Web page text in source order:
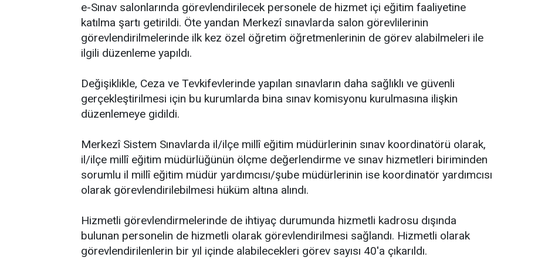
e-Sınav salonlarında görevlendirilecek personele de hizmet içi eğitim faaliyetine
katılma şartı getirildi. Öte yandan Merkezî sınavlarda salon görevlilerinin
görevlendirilmelerinde ilk kez özel öğretim öğretmenlerinin de görev alabilmeleri ile
ilgili düzenleme yapıldı.
Değişiklikle, Ceza ve Tevkifevlerinde yapılan sınavların daha sağlıklı ve güvenli
gerçekleştirilmesi için bu kurumlarda bina sınav komisyonu kurulmasına ilişkin
düzenlemeye gidildi.
Merkezî Sistem Sınavlarda il/ilçe millî eğitim müdürlerinin sınav koordinatörü olarak,
il/ilçe millî eğitim müdürlüğünün ölçme değerlendirme ve sınav hizmetleri biriminden
sorumlu il millî eğitim müdür yardımcısı/şube müdürlerinin ise koordinatör yardımcısı
olarak görevlendirilebilmesi hüküm altına alındı.
Hizmetli görevlendirmelerinde de ihtiyaç durumunda hizmetli kadrosu dışında
bulunan personelin de hizmetli olarak görevlendirilmesi sağlandı. Hizmetli olarak
görevlendirilenlerin bir yıl içinde alabilecekleri görev sayısı 40'a çıkarıldı.